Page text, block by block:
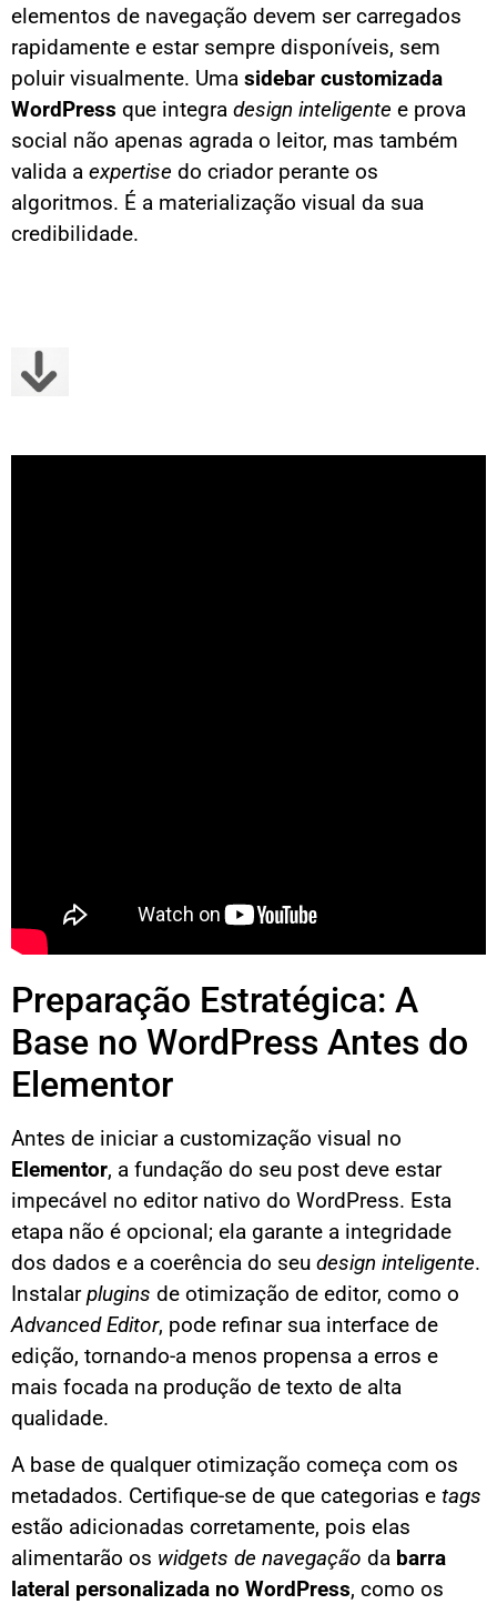
elementos de navegação devem ser carregados
rapidamente e estar sempre disponíveis, sem
poluir visualmente. Uma sidebar customizada
WordPress que integra design inteligente e prova
social não apenas agrada o leitor, mas também
valida a expertise do criador perante os
algoritmos. É a materialização visual da sua
credibilidade.
Preparação Estratégica: A
Base no WordPress Antes do
Elementor
Antes de iniciar a customização visual no
Elementor, a fundação do seu post deve estar
impecável no editor nativo do WordPress. Esta
etapa não é opcional; ela garante a integridade
dos dados e a coerência do seu design inteligente.
Instalarplugins de otimização de editor, como o
Advanced Editor, pode refinar sua interface de
edição, tornando-a menos propensa a erros e
mais focada na produção de texto de alta
qualidade.
A base de qualquer otimização começa com os
metadados. Certifique-se de que categorias e tags
estão adicionadas corretamente, pois elas
alimentarão os widgets de navegação da barra
lateral personalizada no WordPress, como os